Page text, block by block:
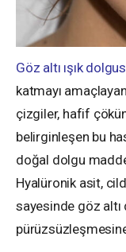
Göz altı ışık
katmayı
çizgiler, hafif
belirginleşen bu
doğal dolgu
Hyalüronik asit,
sayesinde göz